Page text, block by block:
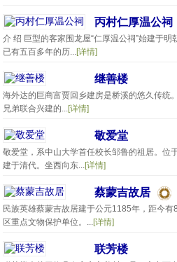
丙村仁厚温公祠
介 绍 巨型的客家围龙屋“仁厚温公祠”始建于
已有五百多年的历...[详情]
继善楼
海外达的巨商富贾回乡建房是桥溪的悠久传统
兄弟联合兴建的...[详情]
敬爱堂
敬爱堂，系中山大学首任校长邹鲁的祖居。位
建于清代。坐西向东...[详情]
蔡蒙吉故居
民族英雄蔡蒙吉故居建于公元1185年，距今
区重点文物保护单位。...[详情]
联芳楼